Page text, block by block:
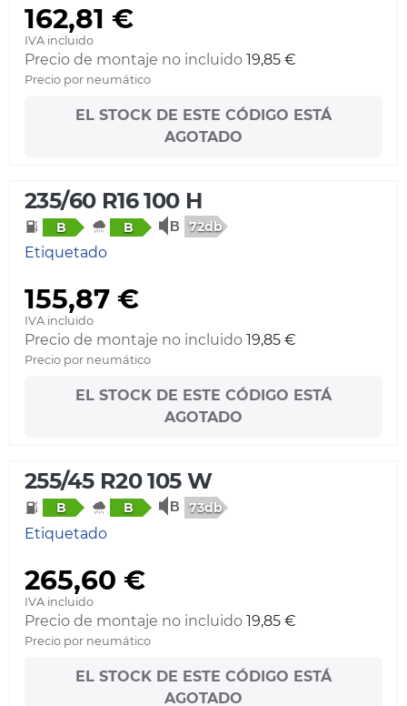
162,81 €
IVA incluido
Precio de montaje no incluido 19,85 €
Precio por neumático
EL STOCK DE ESTE CÓDIGO ESTÁ
AGOTADO
235/60 R16 100 H
B B 72db
Etiquetado
155,87 €
IVA incluido
Precio de montaje no incluido 19,85 €
Precio por neumático
EL STOCK DE ESTE CÓDIGO ESTÁ
AGOTADO
255/45 R20 105 W
B B 73db
Etiquetado
265,60 €
IVA incluido
Precio de montaje no incluido 19,85 €
Precio por neumático
EL STOCK DE ESTE CÓDIGO ESTÁ
AGOTADO